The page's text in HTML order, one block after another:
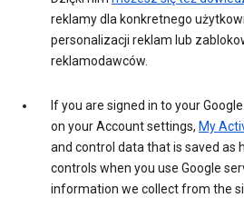
reklamy dla konkretnego
personalizacji reklam lub
reklamodawców.
If you are signed in to your
on your Account settings, My
and control data that is saved as
controls when you use Google
information we collect from the